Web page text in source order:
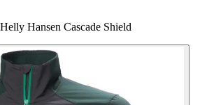
Hansen Cascade Shield